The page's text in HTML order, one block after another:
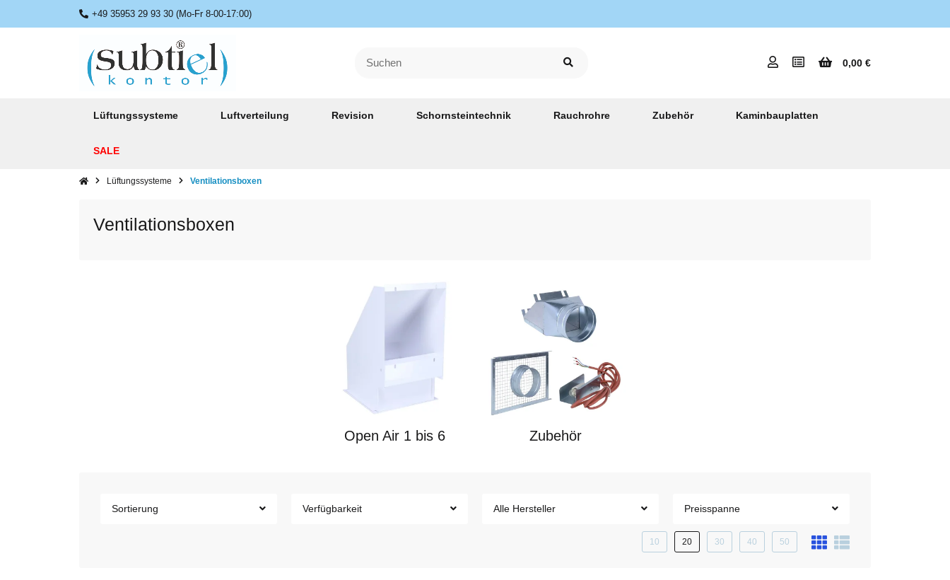
+49 35953 29 93 30 (Mo-Fr 8-00-17:00)
0,00 €
Lüftungssysteme Luftverteilung Revision Schornsteintechnik Rauchrohre Zubehör Kaminbauplatten
SALE
Lüftungssysteme Ventilationsboxen
Ventilationsboxen
Open Air 1 bis 6 Zubehör
Sortierung Verfügbarkeit Alle Hersteller Preisspanne
10 20 30 40 50